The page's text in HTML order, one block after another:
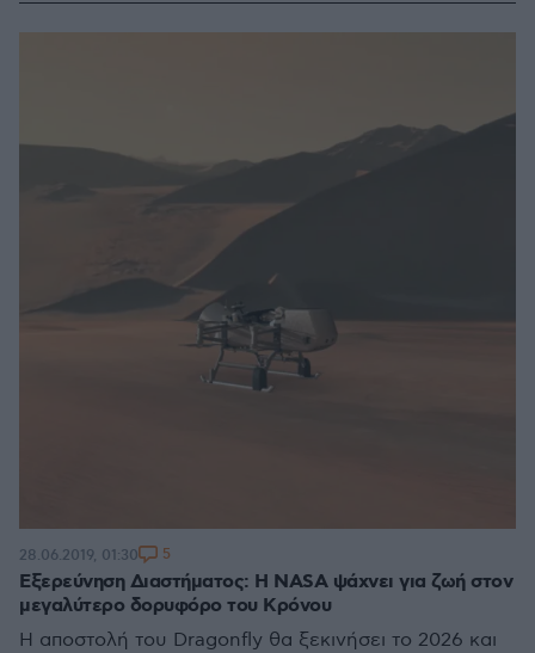
Εξερεύνηση Διαστήματος: Η NASA ψάχνει για ζωή στον
μεγαλύτερο δορυφόρο του Κρόνου
Η αποστολή του Dragonfly θα ξεκινήσει το 2026 και
28.06.2019, 01:30 5